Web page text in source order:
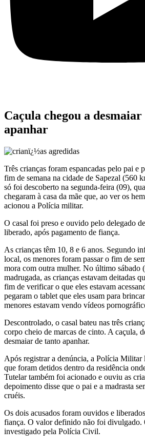
Caçula chegou a
apanhar
Três crianças foram espancadas pelo pai e
fim de semana na cidade de Sapezal (560
só foi descoberto na segunda-feira (09),
chegaram à casa da mãe que, ao ver os
acionou a Polícia militar.
O casal foi preso e ouvido pelo delegado
liberado, após pagamento de fiança.
As crianças têm 10, 8 e 6 anos. Segundo
local, os menores foram passar o fim de
mora com outra mulher. No último sábado
madrugada, as crianças estavam deitadas
fim de verificar o que eles estavam
pegaram o tablet que eles usam para
menores estavam vendo vídeos
Descontrolado, o casal bateu nas três
corpo cheio de marcas de cinto. A caçula,
desmaiar de tanto apanhar.
Após registrar a denúncia, a Polícia Militar
que foram detidos dentro da residência
Tutelar também foi acionado e ouviu as
depoimento disse que o pai e a madrasta
cruéis.
Os dois acusados foram ouvidos e
fiança. O valor definido não foi divulgado.
investigado pela Polícia Civil.